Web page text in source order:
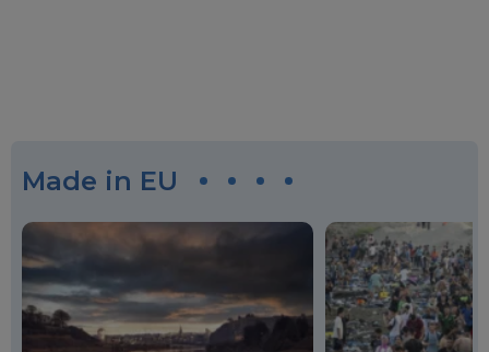
Made in EU